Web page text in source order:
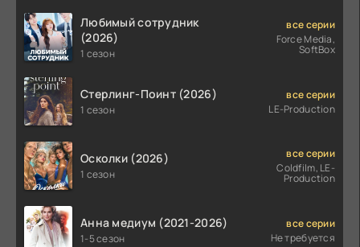
Любимый сотрудник
(2026)
1 сезон
все серии
Force Media,
SoftBox
Стерлинг-Поинт (2026)
1 сезон
все серии
LE-Production
Осколки (2026)
1 сезон
все серии
Coldfilm, LE-
Production
Анна медиум (2021-2026)
1-5 сезон
все серии
Не требуется